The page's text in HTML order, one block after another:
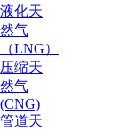
液化天
然气
（LNG）
压缩天
然气
(CNG)
管道天